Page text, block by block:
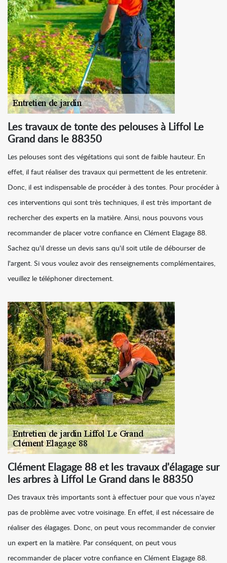
Les travaux de tonte des pelouses à Liffol Le
Grand dans le 88350
Les pelouses sont des végétations qui sont de faible hauteur. En
effet, il faut réaliser des travaux qui permettent de les entretenir.
Donc, il est indispensable de procéder à des tontes. Pour procéder à
ces interventions qui sont très techniques, il est très important de
rechercher des experts en la matière. Ainsi, nous pouvons vous
recommander de placer votre confiance en Clément Elagage 88.
Sachez qu'il dresse un devis sans qu'il soit utile de débourser de
l'argent. Si vous voulez avoir des renseignements complémentaires,
veuillez le téléphoner directement.
Clément Elagage 88 et les travaux d'élagage sur
les arbres à Liffol Le Grand dans le 88350
Des travaux très importants sont à effectuer pour que vous n'ayez
pas de problème avec votre voisinage. En effet, il est nécessaire de
réaliser des élagages. Donc, on peut vous recommander de convier
un expert en la matière. Par conséquent, on peut vous
recommander de placer votre confiance en Clément Elagage 88.